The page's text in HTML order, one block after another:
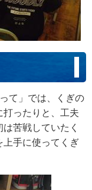
て」では、くぎの
ったりと、工夫
苦戦していたく
上手に使ってくぎ